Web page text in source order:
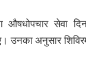
औषधोपचार सेवा
अनुसार